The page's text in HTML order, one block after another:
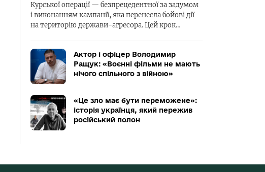
Курської операції — безпрецедентної за задумом
і виконанням кампанії, яка перенесла бойові дії
на територію держави-агресора. Цей крок…
Актор і офіцер Володимир
Ращук: «Воєнні фільми не мають
нічого спільного з війною»
«Це зло має бути переможене»:
історія українця, який пережив
російський полон